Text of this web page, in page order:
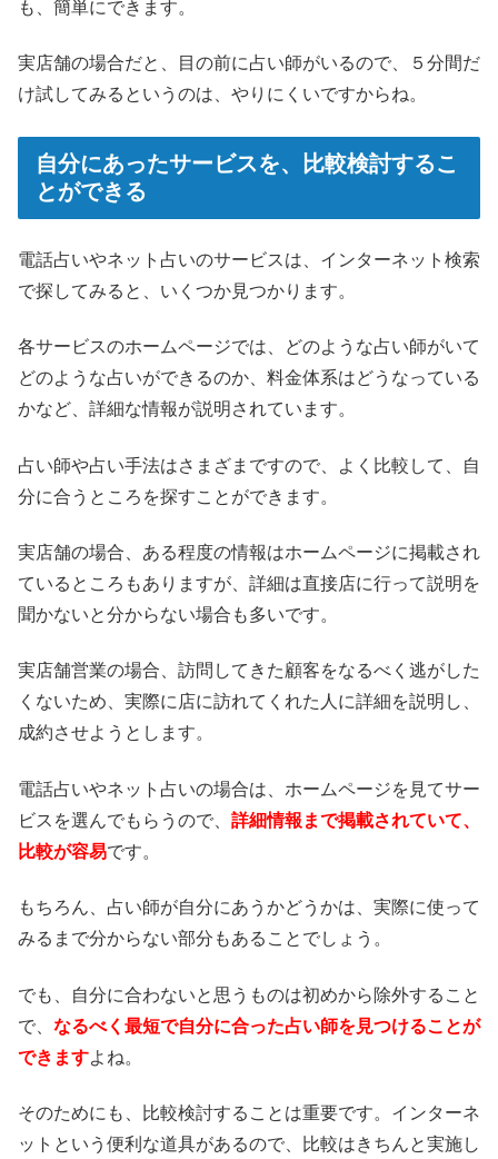
も、簡単にできます。
実店舗の場合だと、目の前に占い師がいるので、５分間だ
け試してみるというのは、やりにくいですからね。
自分にあったサービスを、比較検討するこ
とができる
電話占いやネット占いのサービスは、インターネット検索
で探してみると、いくつか見つかります。
各サービスのホームページでは、どのような占い師がいて
どのような占いができるのか、料金体系はどうなっている
かなど、詳細な情報が説明されています。
占い師や占い手法はさまざまですので、よく比較して、自
分に合うところを探すことができます。
実店舗の場合、ある程度の情報はホームページに掲載され
ているところもありますが、詳細は直接店に行って説明を
聞かないと分からない場合も多いです。
実店舗営業の場合、訪問してきた顧客をなるべく逃がした
くないため、実際に店に訪れてくれた人に詳細を説明し、
成約させようとします。
電話占いやネット占いの場合は、ホームページを見てサー
ビスを選んでもらうので、 詳細情報まで掲載されていて、
比較が容易です。
もちろん、占い師が自分にあうかどうかは、実際に使って
みるまで分からない部分もあることでしょう。
でも、自分に合わないと思うものは初めから除外すること
で、 なるべく最短で自分に合った占い師を見つけることが
できますよね。
そのためにも、比較検討することは重要です。インターネ
ットという便利な道具があるので、比較はきちんと実施し